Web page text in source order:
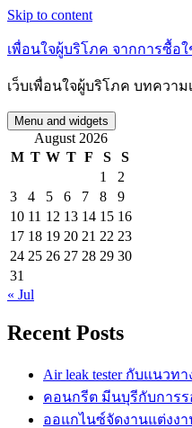
Skip to content
เพื่อนใจผู้บริโภค จากการซื้อ
เว็บเพื่อนใจผู้บริโภค บทควา
Menu and widgets
August 2026
M T W T F S
S
1
2
3
4 5 6 7 8
9
10 11 12 13 14 15 16
17 18 19 20 21 22 23
24 25 26 27 28 29 30
31
« Jul
Recent Posts
Air leak tester กับแนว
คอนกรีต มีนบุรีกับการร
ออแกไนซ์จัดงานแต่งงา